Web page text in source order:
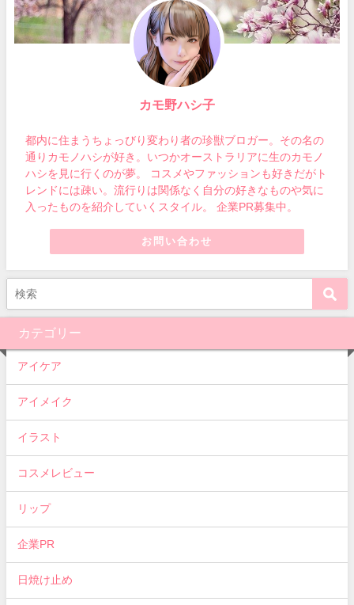
カモ野ハシ子
都内に住まうちょっびり変わり者の珍獣ブロガー。その名の
通りカモノハシが好き。いつかオーストラリアに生のカモノ
ハシを見に行くのが夢。 コスメやファッションも好きだがト
レンドには疎い。流行りは関係なく自分の好きなものや気に
入ったものを紹介していくスタイル。 企業PR募集中。
お問い合わせ
カテゴリー
アイケア
アイメイク
イラスト
コスメレビュー
リップ
企業PR
日焼け止め